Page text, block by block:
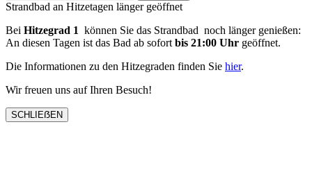
Strandbad an Hitzetagen länger geöffnet
Bei Hitzegrad 1 können Sie das Strandbad noch länger genießen:
An diesen Tagen ist das Bad ab sofort bis 21:00 Uhr geöffnet.
Die Informationen zu den Hitzegraden finden Sie hier.
Wir freuen uns auf Ihren Besuch!
SCHLIEẞEN